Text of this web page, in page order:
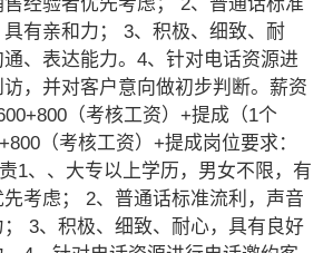
有亲和力； 3、积极、细致、耐
、表达能力。4、针对电话资源进
，并对客户意向做初步判断。薪资
（考核工资）+提成（1个
（考核工资）+提成岗位要求：
1、、大专以上学历，男女不限，有
考虑； 2、普通话标准流利，声音
3、积极、细致、耐心，具有良好